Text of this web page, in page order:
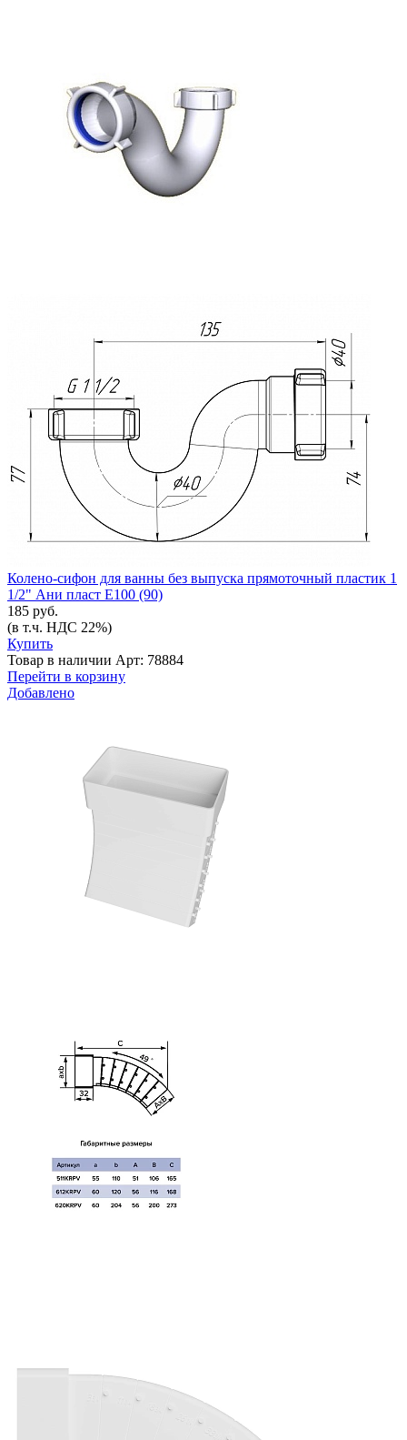
Колено-сифон для ванны без выпуска прямоточный пластик 1
1/2" Ани пласт Е100 (90)
185 руб.
(в т.ч. НДС 22%)
Купить
Товар в наличии Арт: 78884
Перейти в корзину
Добавлено